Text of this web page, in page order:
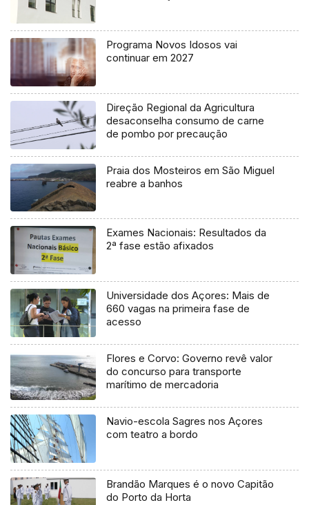
Programa Novos Idosos vai
continuar em 2027
Direção Regional da Agricultura
desaconselha consumo de carne
de pombo por precaução
Praia dos Mosteiros em São Miguel
reabre a banhos
Exames Nacionais: Resultados da
2ª fase estão afixados
Universidade dos Açores: Mais de
660 vagas na primeira fase de
acesso
Flores e Corvo: Governo revê valor
do concurso para transporte
marítimo de mercadoria
Navio-escola Sagres nos Açores
com teatro a bordo
Brandão Marques é o novo Capitão
do Porto da Horta